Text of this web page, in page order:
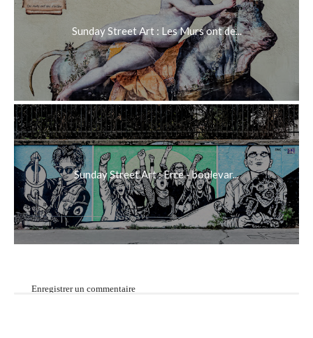
Sunday Street Art : Les Murs ont de...
Sunday Street Art : Erre - boulevar...
Enregistrer un commentaire